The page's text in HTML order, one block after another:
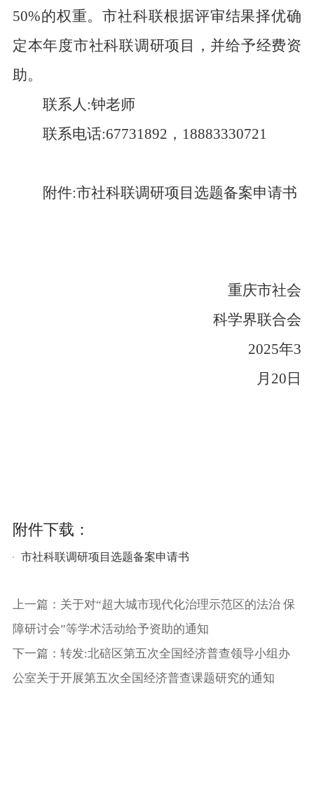
50%的权重。市社科联根据评审结果择优确
定本年度市社科联调研项目，并给予经费资
助。
联系人:钟老师
联系电话:67731892 ， 18883330721
附件:市社科联调研项目选题备案申请书
重庆市社会
科学界联合会
2025年3
月 20 日
附件下载：
市社科联调研项目选题备案申请书
上一篇：关于对“超大城市现代化治理示范区的法治 保
障研讨会”等学术活动给予资助的通知
下一篇：转发:北碚区第五次全国经济普查领导小组办
公室关于开展第五次全国经济普查课题研究的通知